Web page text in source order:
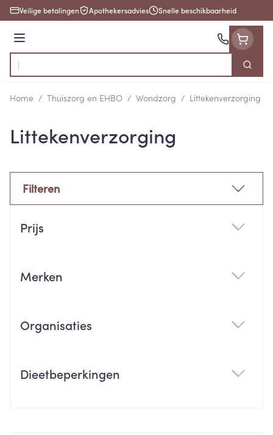
Ga naar de inhoud
Veilige betalingen Apothekersadvies Snelle beschikbaarheid
Menu
Product, merk, categorie...
Zoek
Home / Thuiszorg en EHBO / Wondzorg / Littekenverzorging
Littekenverzorging
Filteren
Prijs
Merken
Organisaties
Dieetbeperkingen